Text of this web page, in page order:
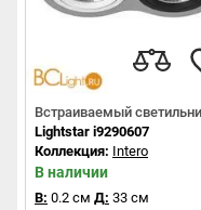
Встраиваемый
Lightstar i9290607
Коллекция: Intero
В наличии
В: 0.2 см Д: 33 см